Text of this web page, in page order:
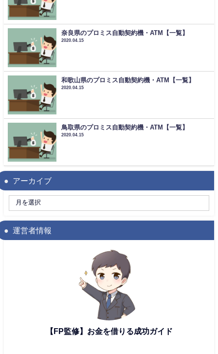
奈良県のプロミス自動契約機・ATM【一覧】
2020.04.15
和歌山県のプロミス自動契約機・ATM【一覧】
2020.04.15
鳥取県のプロミス自動契約機・ATM【一覧】
2020.04.15
アーカイブ
運営者情報
【FP監修】お金を借りる成功ガイド